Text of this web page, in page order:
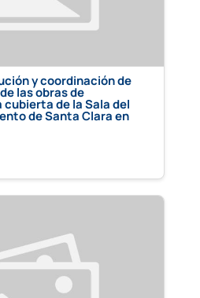
y coordinación de
las obras de
de la Sala del
de Santa Clara en